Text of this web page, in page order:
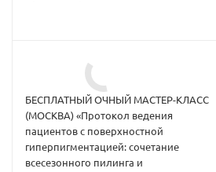
БЕСПЛАТНЫЙ ОЧНЫЙ МАСТЕР-КЛАСС
(МОСКВА) «Протокол ведения
пациентов с поверхностной
гиперпигментацией: сочетание
всесезонного пилинга и